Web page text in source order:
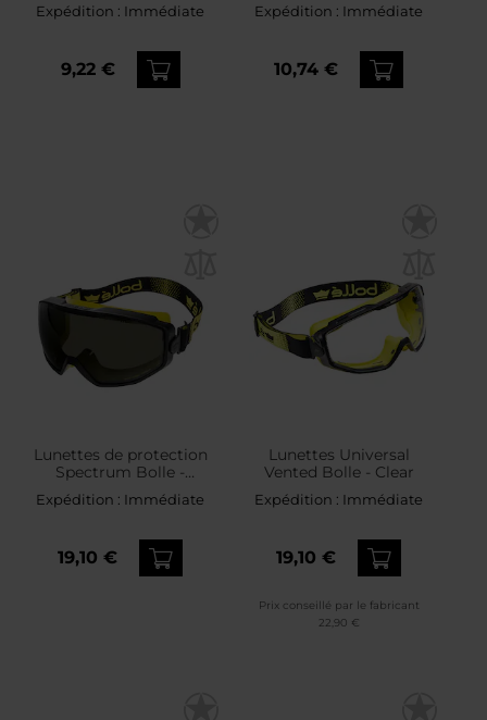
Expédition : Immédiate
9,22 €
Expédition : Immédiate
10,74 €
Lunettes de protection
Spectrum Bolle -
Smoke/Black/Yellow
Expédition : Immédiate
19,10 €
Lunettes Universal
Vented Bolle - Clear
Expédition : Immédiate
19,10 €
Prix conseillé par le fabricant
22,90 €